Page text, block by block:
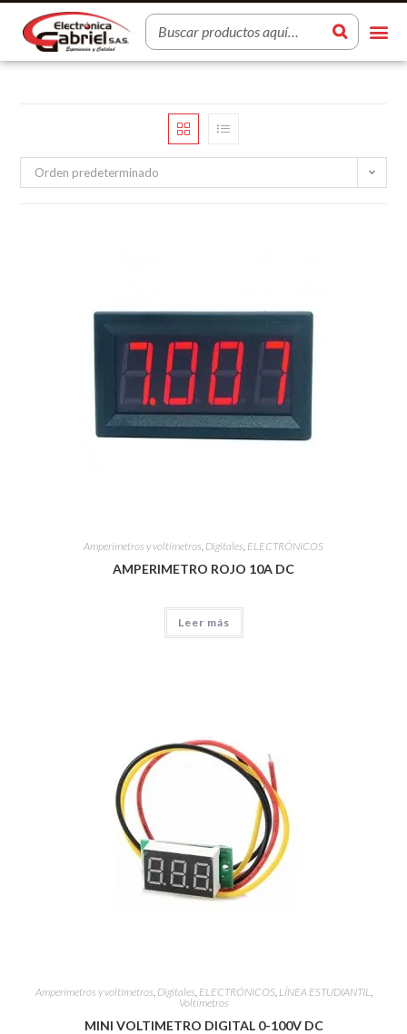
Orden predeterminado
Amperímetros y voltímetros, Digitales, ELECTRÓNICOS
AMPERIMETRO ROJO 10A DC
Leer más
Amperímetros y voltímetros Digitales ELECTRÓNICOS, LÍNEA ESTUDIANTIL
Voltímetros
MINI VOLTIMETRO DIGITAL 0-100V DC